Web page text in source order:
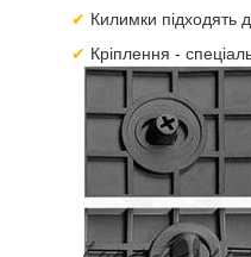
Килимки підходять
Кріплення -